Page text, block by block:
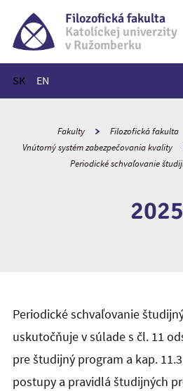
Filozofická fakulta
Katolíckej univerzity
v Ružomberku
SK EN
Hlavné menu
Fakulty Filozofická fakulta
Vnútorný systém zabezpečovania kvality
Periodické schvaľovanie
2025
Periodické schvaľovanie
uskutočňuje v súlade s čl. 11
pre študijný program a kap.
postupy a pravidlá študijných